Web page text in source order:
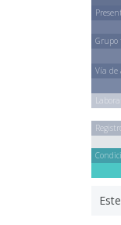
Grupo
Vía de